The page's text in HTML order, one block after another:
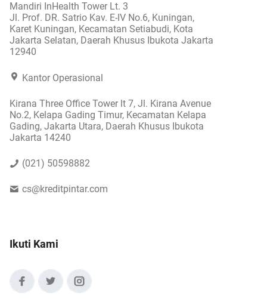
Mandiri InHealth Tower Lt. 3
Jl. Prof. DR. Satrio Kav. E-IV No.6, Kuningan,
Karet Kuningan, Kecamatan Setiabudi, Kota
Jakarta Selatan, Daerah Khusus Ibukota Jakarta
12940
Kantor Operasional
Kirana Three Office Tower lt 7, Jl. Kirana Avenue
No.2, Kelapa Gading Timur, Kecamatan Kelapa
Gading, Jakarta Utara, Daerah Khusus Ibukota
Jakarta 14240
(021) 50598882
cs@kreditpintar.com
Ikuti Kami